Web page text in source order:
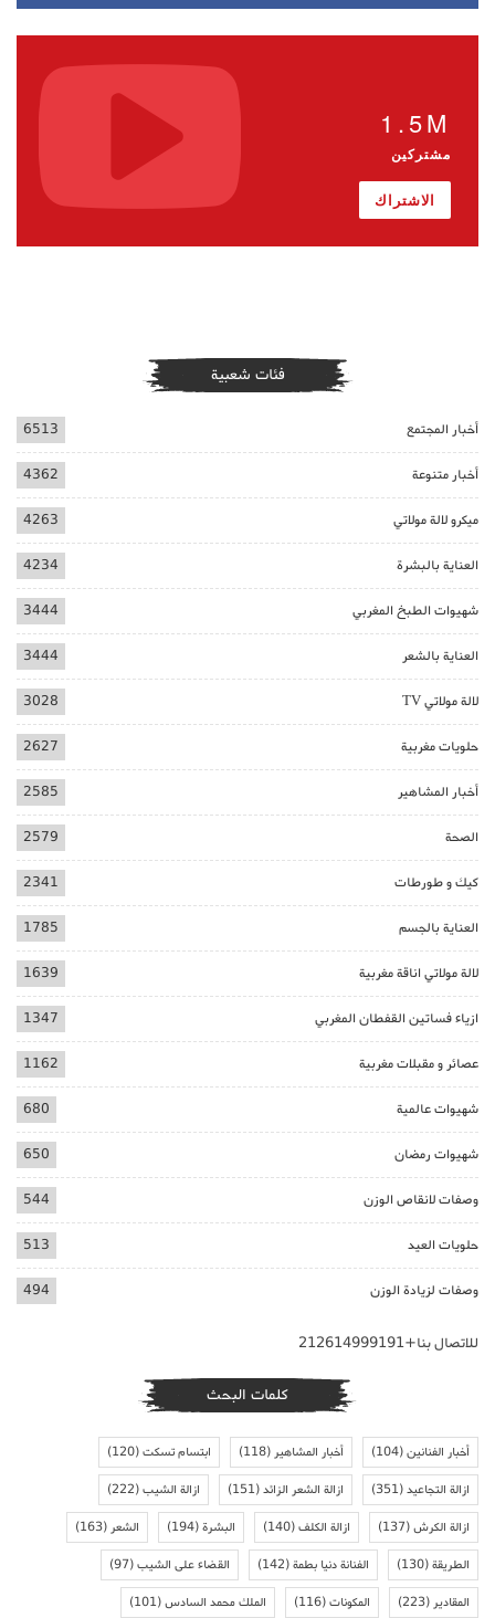
1.5M
مشتركين
الاشتراك
فئات شعبية
أخبار المجتمع 6513
أخبار متنوعة 4362
ميكرو لالة مولاتي 4263
العناية بالبشرة 4234
شهيوات الطبخ المغربي 3444
العناية بالشعر 3444
لالة مولاتي TV 3028
حلويات مغربية 2627
أخبار المشاهير 2585
الصحة 2579
كيك و طورطات 2341
العناية بالجسم 1785
لالة مولاتي اناقة مغربية 1639
ازياء فساتين القفطان المغربي 1347
عصائر و مقبلات مغربية 1162
شهيوات عالمية 680
شهيوات رمضان 650
وصفات لانقاص الوزن 544
حلويات العيد 513
وصفات لزيادة الوزن 494
للاتصال بنا+212614999191
كلمات البحث
أخبار الفنانين(104) أخبار المشاهير(118) ابتسام تسكت(120)
ازالة التجاعيد(351) ازالة الشعر الزائد(151) ازالة الشيب(222)
ازالة الكرش(137) ازالة الكلف(140) البشرة(194) الشعر(163)
الطريقة(130) الفنانة دنيا بطمة(142) القضاء على الشيب(97)
المقادير(223) المكونات(116) الملك محمد السادس(101)